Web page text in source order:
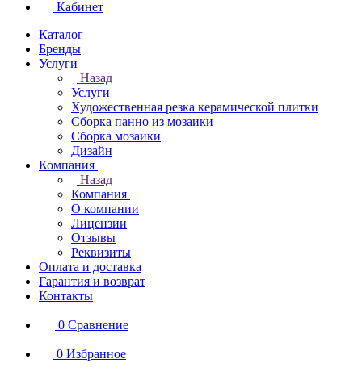
Кабинет
Каталог
Бренды
Услуги
Назад
Услуги
Художественная резка керамической плитки
Сборка панно из мозаики
Сборка мозаики
Дизайн
Компания
Назад
Компания
О компании
Лицензии
Отзывы
Реквизиты
Оплата и доставка
Гарантия и возврат
Контакты
0 Сравнение
0 Избранное